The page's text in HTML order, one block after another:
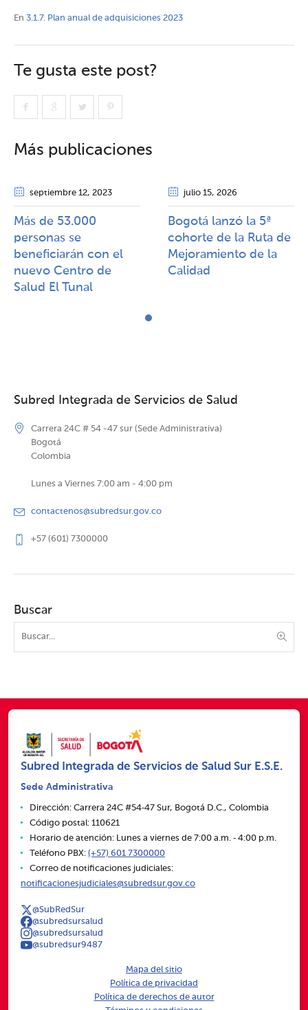
En 3.1.7. Plan anual de adquisiciones 2023
Te gusta este post?
Más publicaciones
septiembre 12, 2023
Más de 53.000
personas se
beneficiarán con el
nuevo Centro de
Salud El Tunal
julio 15, 2026
Bogotá lanzó la 5ª
cohorte de la Ruta de
Mejoramiento de la
Calidad​​
Subred Integrada de Servicios de Salud
Carrera 24C # 54 -47 sur (Sede Administrativa)
Bogotá
Colombia
Lunes a Viernes 7:00 am - 4:00 pm
contactenos@subredsur.gov.co
+57 (601) 7300000
Buscar
Subred Integrada de Servicios de Salud Sur E.S.E.
Sede Administrativa
Dirección: Carrera 24C #54‑47 Sur, Bogotá D.C., Colombia
Código postal: 110621
Horario de atención: Lunes a viernes de 7:00 a.m. ‑ 4:00 p.m.
Teléfono PBX: (+57) 601 7300000
Correo de notificaciones judiciales:
notificacionesjudiciales@subredsur.gov.co
@SubRedSur
@subredsursalud
@subredsursalud
@subredsur9487
Mapa del sitio
Política de privacidad
Política de derechos de autor